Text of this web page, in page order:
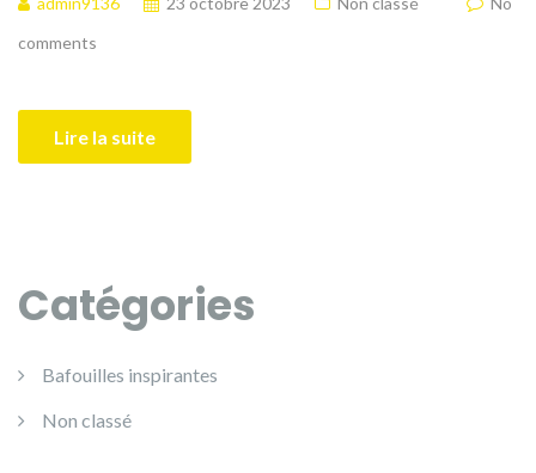
comments
Lire la suite
Catégories
Bafouilles inspirantes
Non classé